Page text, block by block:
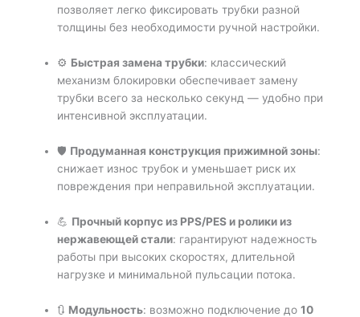
позволяет легко фиксировать трубки разной
толщины без необходимости ручной настройки.
⚙️ Быстрая замена трубки: классический
механизм блокировки обеспечивает замену
трубки всего за несколько секунд — удобно при
интенсивной эксплуатации.
🛡️ Продуманная конструкция прижимной зоны:
снижает износ трубок и уменьшает риск их
повреждения при неправильной эксплуатации.
💪 Прочный корпус из PPS/PES и ролики из
нержавеющей стали: гарантируют надежность
работы при высоких скоростях, длительной
нагрузке и минимальной пульсации потока.
🔃 Модульность: возможно подключение до10